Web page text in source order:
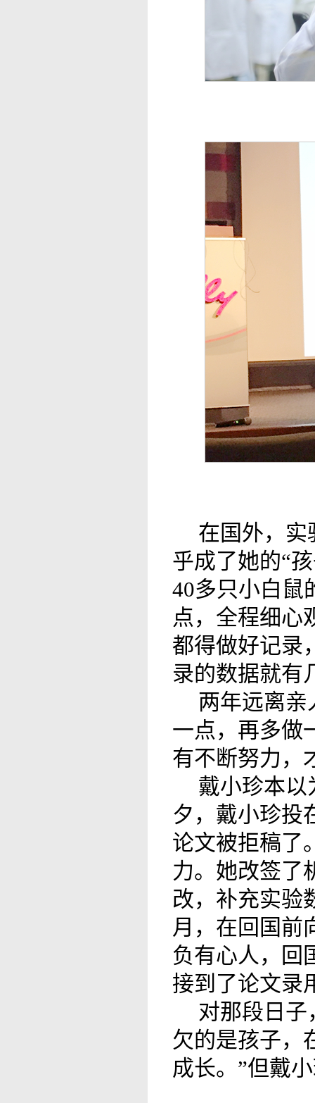
在国外，实
乎成了她的“
40多只小白鼠
点，全程细心
都得做好记录
录的数据就有
两年远离亲
一点，再多做
有不断努力，
戴小珍本以
夕，戴小珍投
论文被拒稿了
力。她改签了
改，补充实验
月，在回国前
负有心人，回
接到了论文录
对那段日子
欠的是孩子，
成长。”但戴